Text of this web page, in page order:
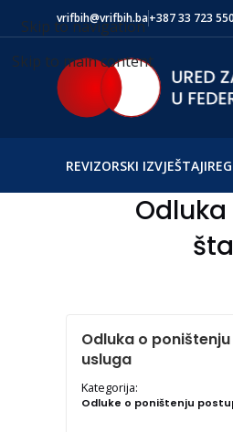
Skip to navigation
Skip to main content
vrifbih@vrifbih.ba+387 33 723 550
REVIZORSKI IZVJEŠTAJI
Odluka o
usluga
Kategorija:
Odluke o poništenju